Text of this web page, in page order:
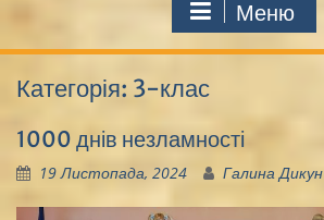
Меню
Категорія: 3-клас
1000 днів незламності
19 Листопада, 2024 Галина Дикун